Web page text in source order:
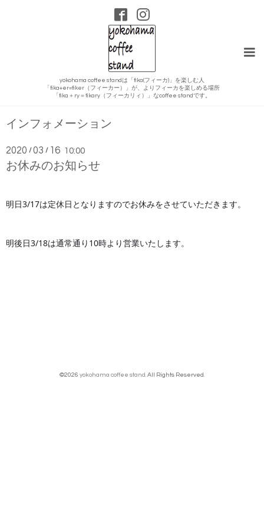
yokohama coffee standは「fika(フィーカ)」を楽しむ人
「fika+er=fiker（フィーカー）」が、よりフィーカを楽しめる場所
「fika＋ry＝fikary（フィーカリィ）」なcoffee standです。
インフォメーション
2020 /03 / 16 10:00
お休みのお知らせ
明日3/17は定休日となりますのでお休みをさせていただきます。
明後日3/18は通常通り10時より営業いたします。
©2026 yokohama coffee stand. All Rights Reserved.